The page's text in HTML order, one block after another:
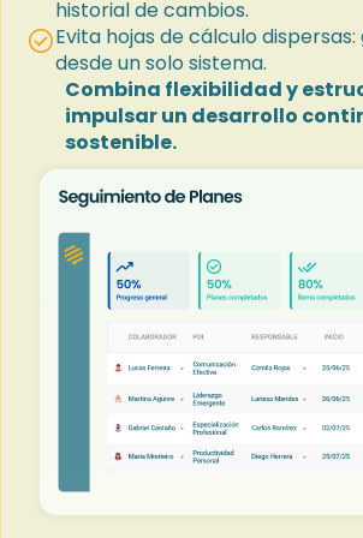
historial de cambios.
check_circleEvita hojas de cálculo
desde un solo sistema.
Combina flexibilidad y
impulsar un desarrollo
sostenible.